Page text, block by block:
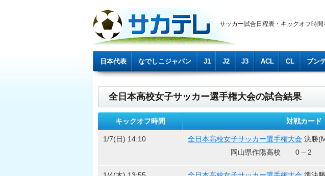
サッカー試合日程表・キックオフ時
日本代表 なでしこジャパン J1 J2 J3 ACL CL ブン
全日本高校女子サッカー選手権大会の試合結果
キックオフ時間 対戦カード
1/7(日) 14:10 全日本高校女子サッカー選手権大会 決勝
岡山県作陽高校
0 – 2